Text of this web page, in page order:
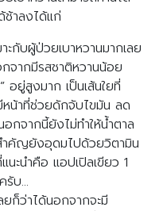
ช้าลงได้แก่
ะกับผู้ป่วยเบาหวานมากเลย
จากมีรสชาติหวานน้อย
อยู่สูงมาก เป็นเส้นใยที่
หน้าที่ช่วยดักจับไขมัน ลด
อกจากนี้ยังไม่ทำให้น้ำตาล
ำคัญยังอุดมไปด้วยวิตามิน
ะนำคือ แอปเปิลเขียว 1
รับ…
ยก็ว่าได้นอกจากจะมี